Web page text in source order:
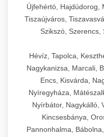
Újfehértó, Hajdúdorog,
Tiszaújváros,
Szikszó,
Hévíz, Tapolca,
Nagykanizsa, Marcali,
Encs, Kisvárda,
Nyíregyháza,
Nyírbátor, Nagykálló,
Kincsesbánya,
Pannonhalma,